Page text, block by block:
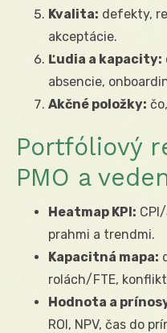
Kvalita: defekty,
akceptácie.
Ľudia a kapacity:
absencie,
Akčné položky:
Portfóliový
PMO a
Heatmap KPI:
prahmi a trendmi.
Kapacitná mapa:
rolách/FTE,
Hodnota a
ROI, NPV, čas do